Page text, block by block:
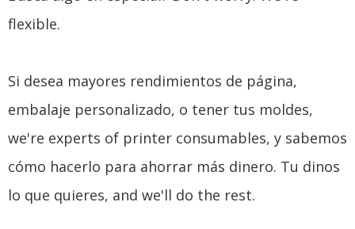
flexible.
Si desea mayores rendimientos de página,
embalaje personalizado, o tener tus moldes,
we're experts of printer consumables, y sabemos
cómo hacerlo para ahorrar más dinero. Tu dinos
lo que quieres, and we'll do the rest.